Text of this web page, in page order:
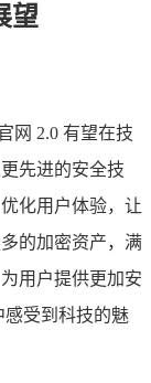
望
网 2.0 有望在技
先进的安全技
化用户体验，让
的加密资产，满
用户提供更加安
受到科技的魅